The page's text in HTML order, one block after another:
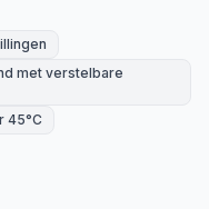
met verstelbare
45°C